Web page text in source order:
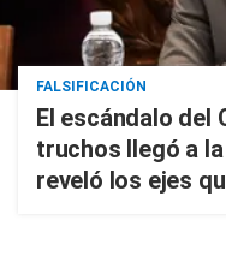
FALSIFICACIÓN
El escándalo del
truchos llegó a
reveló los ejes